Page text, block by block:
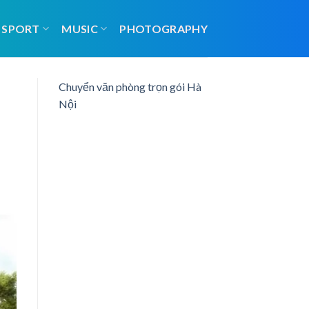
SPORT MUSIC PHOTOGRAPHY
Chuyển văn phòng trọn gói Hà
Nội